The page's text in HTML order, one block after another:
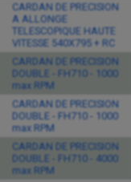
CARDAN DE PRECISION
A ALLONGE
TELESCOPIQUE HAUTE
VITESSE 540X795 + RC
CARDAN DE PRECISION
DOUBLE - FH710 - 1000
max RPM
CARDAN DE PRECISION
DOUBLE - FH710 - 1000
max RPM
CARDAN DE PRECISION
DOUBLE - FH710 - 4000
max RPM